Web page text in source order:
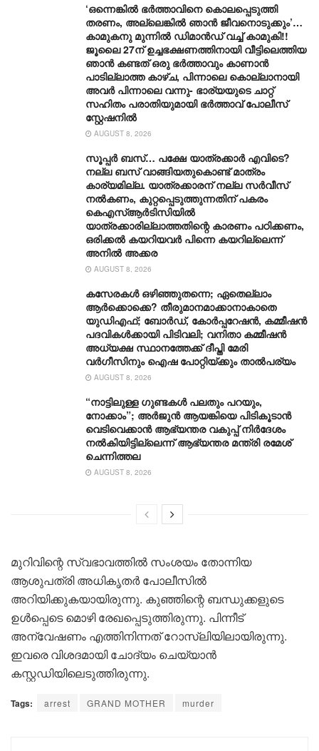
‘ഒന്നെങ്കിൽ ഭർത്താവിനെ കൊലപ്പെടുത്തി
തരണം, അല്ലെങ്കിൽ ഞാൻ ജീവനൊടുക്കും’…
കാമുകനു മുന്നിൽ ഡിമാൻഡ് വച്ച് കാമുകി!!
ജൂലൈ 27ന് ഉച്ചഭക്ഷണത്തിനായി വീട്ടിലെത്തിയ
ഞാൻ കണ്ടത് ഒരു ഭർത്താവും കാണാൻ
പാടില്ലാത്ത കാഴ്ച, പിന്നാലെ കൊല്ലാനായി
അവർ പിന്നാലെ വന്നു- ഭാര്യയുടെ ചാറ്റ്
സഹിതം പരാതിയുമായി ഭർത്താവ് പോലീസ്
സ്റ്റേഷനിൽ
AUGUST 8, 2026
സൂപ്പർ ബസ്… പക്ഷേ യാത്രക്കാർ എവിടെ?
നല്ല ബസ് വാങ്ങിയതുകൊണ്ട് മാത്രം
കാര്യമില്ല. യാത്രക്കാരന് നല്ല സര്‍വീസ്
നല്‍കണം, കുറ്റപ്പെടുത്തുന്നതിന് പകരം
കെഎസ്ആര്‍ടിസിയില്‍
യാത്രക്കാരില്ലാത്തതിന്റെ കാരണം പഠിക്കണം,
ഒരിക്കല്‍ കയറിയവര്‍ പിന്നെ കയറില്ലെന്ന്
അനില്‍ അക്കര
AUGUST 8, 2026
കസേരകൾ ഒഴിഞ്ഞുതന്നെ; ഏതെല്ലാം
ആർക്കൊക്കെ? തീരുമാനമാക്കാനാകാതെ
യുഡിഎഫ്; ബോർഡ്, കോർപ്പറേഷൻ, കമ്മീഷൻ
പദവികൾക്കായി പിടിവലി; വനിതാ കമ്മീഷൻ
അധ്യക്ഷ സ്ഥാനത്തേക്ക് ദീപ്തി മേരി
വർഗീസിനും ഐഷ പോറ്റിയ്ക്കും താൽപര്യം
AUGUST 8, 2026
“നാട്ടിലുള്ള ഗുണ്ടകൾ പലതും പറയും,
നോക്കാം”; അർജുൻ ആയങ്കിയെ പിടികൂടാൻ
വെടിവെക്കാൻ ആഭ്യന്തര വകുപ്പ് നിർദേശം
നൽകിയിട്ടില്ലെന്ന് ആഭ്യന്തര മന്ത്രി രമേശ്
ചെന്നിത്തല
AUGUST 8, 2026
മുറിവിന്റെ സ്വഭാവത്തിൽ സംശയം തോന്നിയ
ആശുപത്രി അധികൃതർ പോലീസിൽ
അറിയിക്കുകയായിരുന്നു. കുഞ്ഞിന്റെ ബന്ധുക്കളുടെ
ഉൾപ്പെടെ മൊഴി രേഖപ്പെടുത്തിരുന്നു. പിന്നീട്
അന്വേഷണം എത്തിനിന്നത് റോസ്‌ലിയിലായിരുന്നു.
ഇവരെ വിശദമായി ചോദ്യം ചെയ്യാൻ
കസ്റ്റഡിയിലെടുത്തിരുന്നു.
Tags: arrest GRAND MOTHER murder